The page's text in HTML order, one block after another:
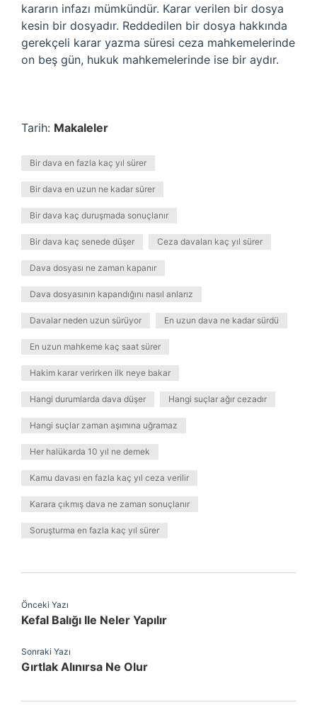
kararın infazı mümkündür. Karar verilen bir dosya
kesin bir dosyadır. Reddedilen bir dosya hakkında
gerekçeli karar yazma süresi ceza mahkemelerinde
on beş gün, hukuk mahkemelerinde ise bir aydır.
Tarih: Makaleler
Bir dava en fazla kaç yıl sürer
Bir dava en uzun ne kadar sürer
Bir dava kaç duruşmada sonuçlanır
Bir dava kaç senede düşer Ceza davaları kaç yıl sürer
Dava dosyası ne zaman kapanır
Dava dosyasının kapandığını nasıl anlarız
Davalar neden uzun sürüyor En uzun dava ne kadar sürdü
En uzun mahkeme kaç saat sürer
Hakim karar verirken ilk neye bakar
Hangi durumlarda dava düşer Hangi suçlar ağır cezadır
Hangi suçlar zaman aşımına uğramaz
Her halükarda 10 yıl ne demek
Kamu davası en fazla kaç yıl ceza verilir
Karara çıkmış dava ne zaman sonuçlanır
Soruşturma en fazla kaç yıl sürer
Önceki Yazı
Kefal Balığı Ile Neler Yapılır
Sonraki Yazı
Gırtlak Alınırsa Ne Olur